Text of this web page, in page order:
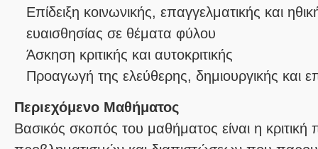
Επίδειξη κοινωνικής, επαγγελματικής και
ευαισθησίας σε θέματα φύλου
Άσκηση κριτικής και αυτοκριτικής
Προαγωγή της ελεύθερης, δημιουργικής και
Περιεχόμενο Μαθήματος
Βασικός σκοπός του μαθήματος είναι η